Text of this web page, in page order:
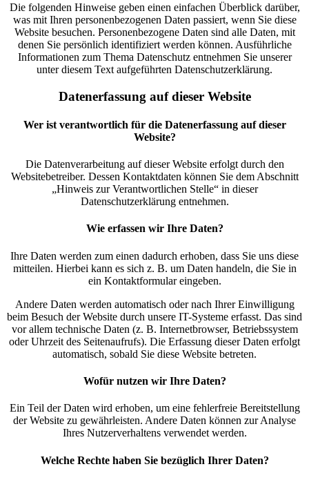
Die folgenden Hinweise geben einen einfachen Überblick darüber,
was mit Ihren personenbezogenen Daten passiert, wenn Sie diese
Website besuchen. Personenbezogene Daten sind alle Daten, mit
denen Sie persönlich identifiziert werden können. Ausführliche
Informationen zum Thema Datenschutz entnehmen Sie unserer
unter diesem Text aufgeführten Datenschutzerklärung.
Datenerfassung auf dieser Website
Wer ist verantwortlich für die Datenerfassung auf dieser
Website?
Die Datenverarbeitung auf dieser Website erfolgt durch den
Websitebetreiber. Dessen Kontaktdaten können Sie dem Abschnitt
„Hinweis zur Verantwortlichen Stelle“ in dieser
Datenschutzerklärung entnehmen.
Wie erfassen wir Ihre Daten?
Ihre Daten werden zum einen dadurch erhoben, dass Sie uns diese
mitteilen. Hierbei kann es sich z. B. um Daten handeln, die Sie in
ein Kontaktformular eingeben.
Andere Daten werden automatisch oder nach Ihrer Einwilligung
beim Besuch der Website durch unsere IT-Systeme erfasst. Das sind
vor allem technische Daten (z. B. Internetbrowser, Betriebssystem
oder Uhrzeit des Seitenaufrufs). Die Erfassung dieser Daten erfolgt
automatisch, sobald Sie diese Website betreten.
Wofür nutzen wir Ihre Daten?
Ein Teil der Daten wird erhoben, um eine fehlerfreie Bereitstellung
der Website zu gewährleisten. Andere Daten können zur Analyse
Ihres Nutzerverhaltens verwendet werden.
Welche Rechte haben Sie bezüglich Ihrer Daten?